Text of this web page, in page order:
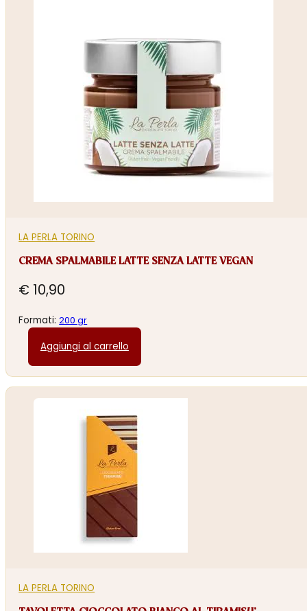
LA PERLA TORINO
CREMA SPALMABILE LATTE SENZA LATTE VEGAN
€ 10,90
Formati:200 gr
Aggiungi al carrello
LA PERLA TORINO